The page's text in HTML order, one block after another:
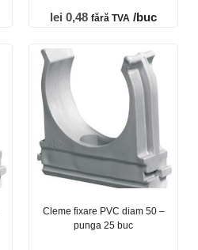
lei 0,48 fără TVA /buc
Cleme fixare PVC diam 50 –
punga 25 buc